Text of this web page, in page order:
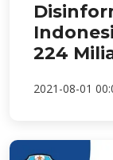
224
2021-08-01